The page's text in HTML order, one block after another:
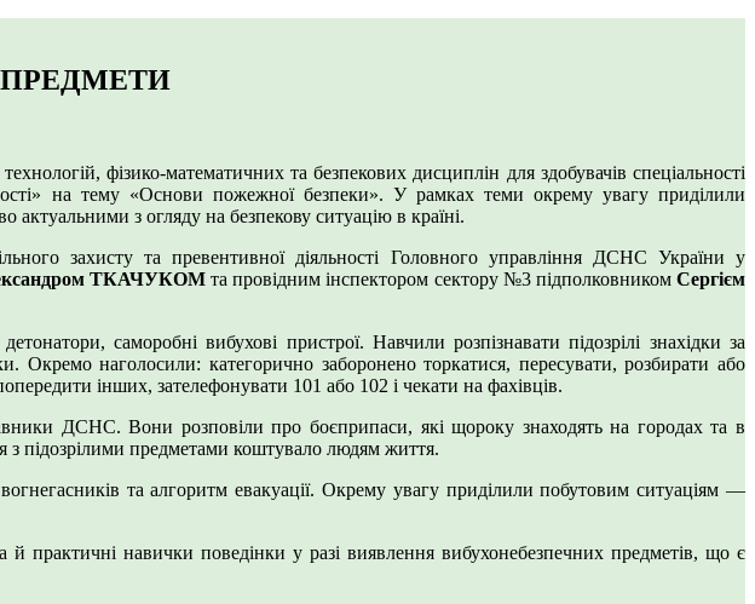
фізико-математичних та безпекових дисциплін для здобувачів спеціальності
на тему «Основи пожежної безпеки». У рамках теми окрему увагу приділили
з огляду на безпекову ситуацію в країні.
захисту та превентивної діяльності Головного управління ДСНС України у
ТКАЧУКОМ та провідним інспектором сектору №3 підполковникомСергієм
саморобні вибухові пристрої. Навчили розпізнавати підозрілі знахідки за
Окремо наголосили: категорично заборонено торкатися, пересувати, розбирати або
інших, зателефонувати 101 або 102 і чекати на фахівців.
ДСНС. Вони розповіли про боєприпаси, які щороку знаходять на городах та в
з підозрілими предметами коштувало людям життя.
та алгоритм евакуації. Окрему увагу приділили побутовим ситуаціям —
практичні навички поведінки у разі виявлення вибухонебезпечних предметів, що є